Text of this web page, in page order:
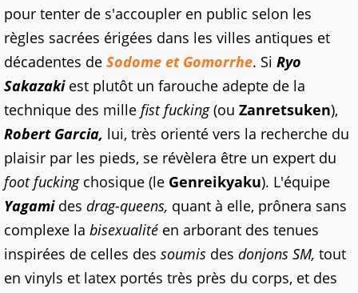
pour tenter de s'accoupler en public selon les
règles sacrées érigées dans les villes antiques et
décadentes de Sodome et Gomorrhe. Si Ryo
Sakazakiest plutôt un farouche adepte de la
technique des mille fist fucking(ou Zanretsuken),
Robert Garcia, lui, très orienté vers la recherche du
plaisir par les pieds, se révèlera être un expert du
foot fuckingchosique (le Genreikyaku). L'équipe
Yagamides drag-queens, quant à elle, prônera sans
complexe la bisexualité en arborant des tenues
inspirées de celles des soumis des donjons SM, tout
en vinyls et latex portés très près du corps, et des